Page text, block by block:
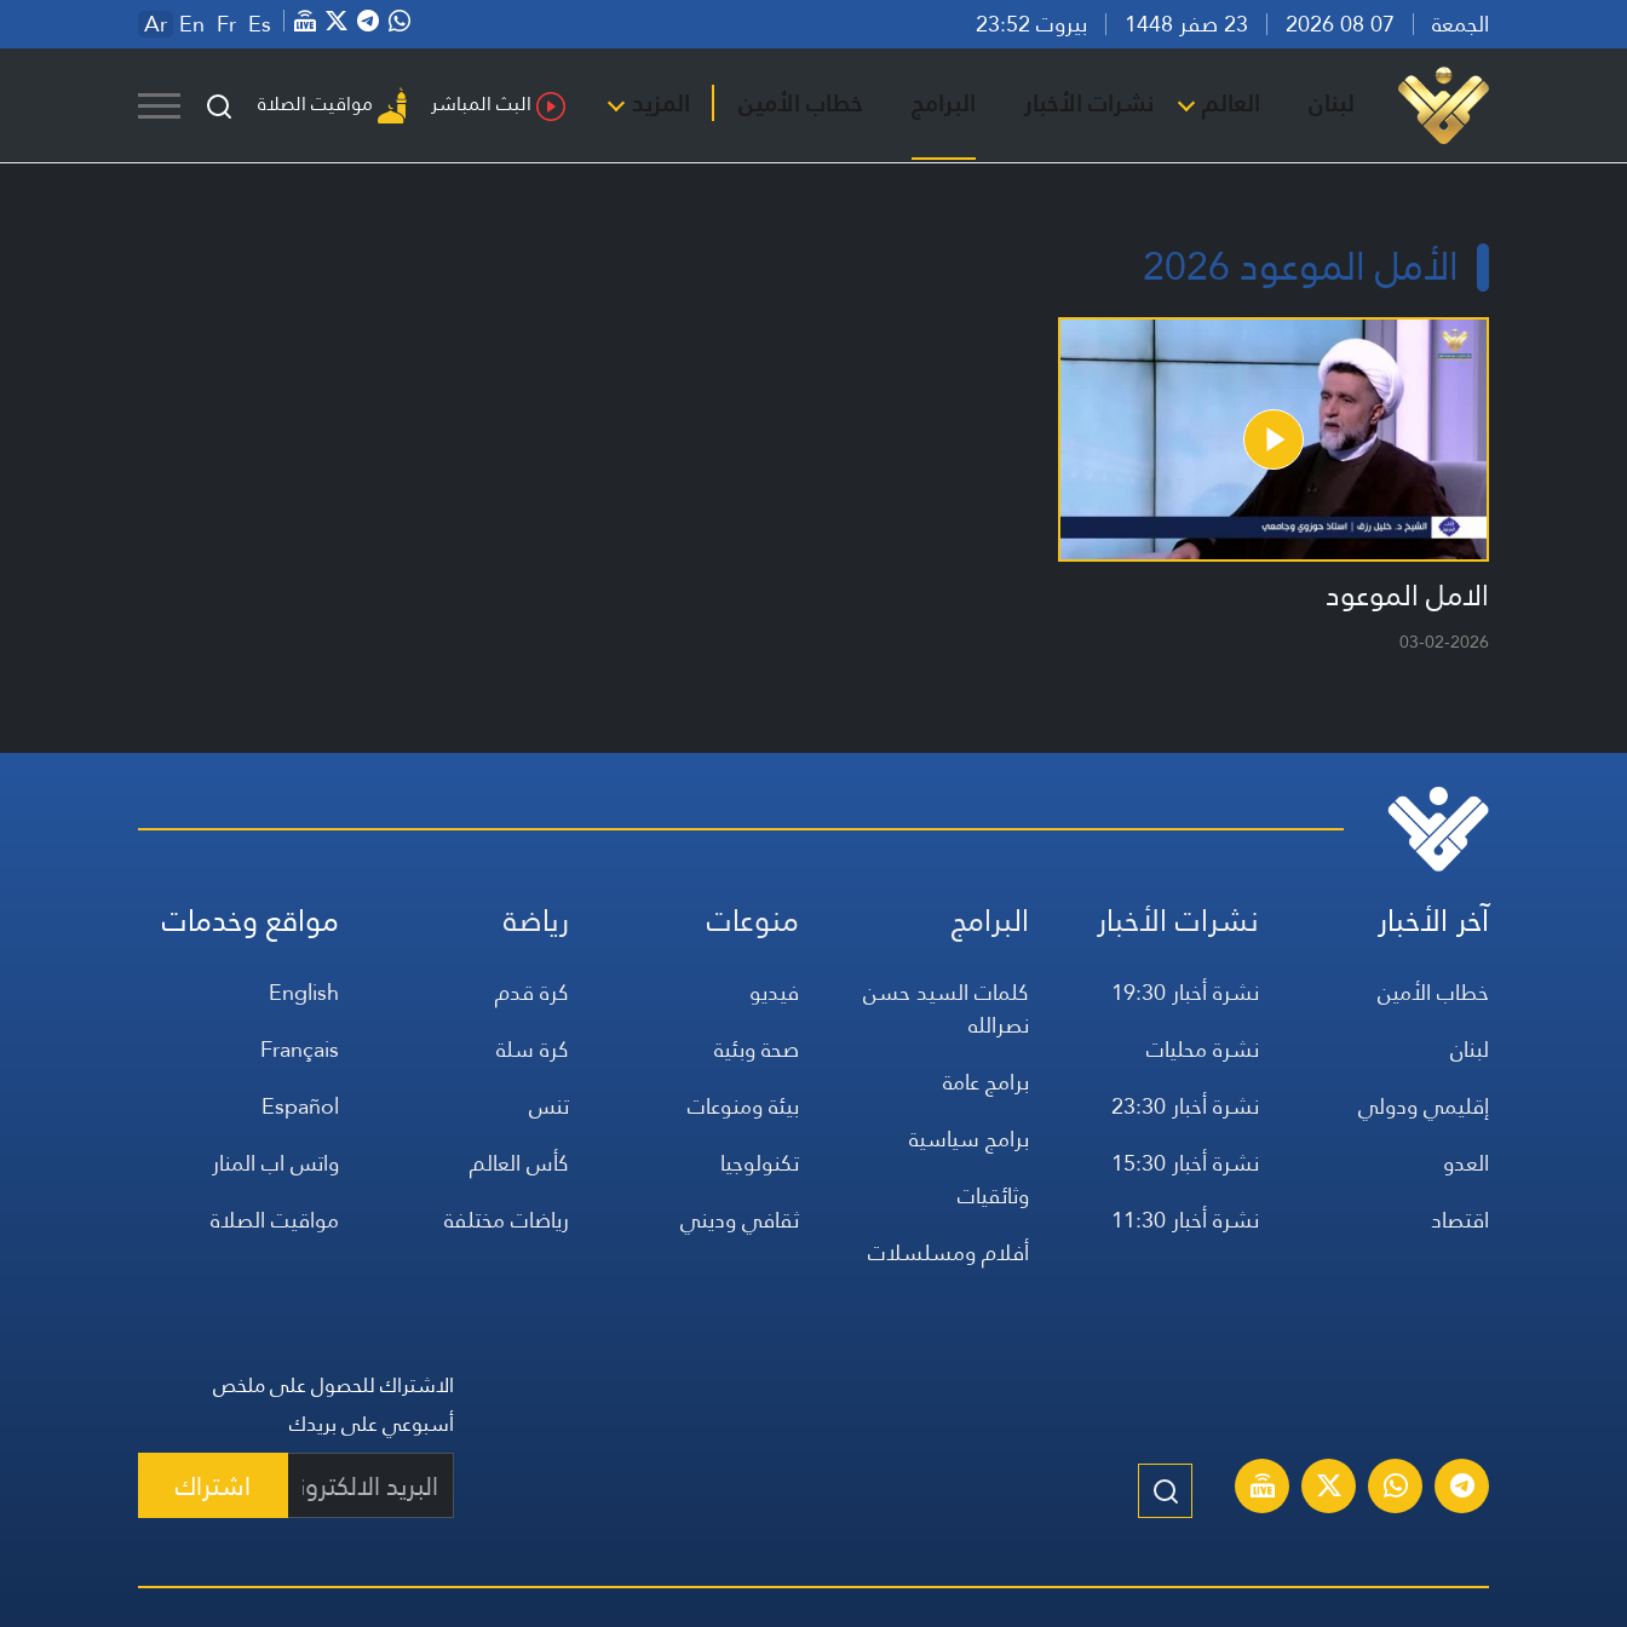
الجمعة بيروت 23:52 Ar En Fr Es
لبنان العالم نشرات الأخبار البرامج خطاب الأمين المزيد البث المباشر مواقيت الصلاة
الأمل الموعود 2026
الامل الموعود
03-02-2026
آخر الأخبار
خطاب الأمين
لبنان
إقليمي ودولي
العدو
اقتصاد
نشرات الأخبار
نشرة أخبار 19:30
نشرة محليات
نشرة أخبار 23:30
نشرة أخبار 15:30
نشرة أخبار 11:30
البرامج
كلمات السيد حسن
نصرالله
برامج عامة
برامج سياسية
وثائقيات
أفلام ومسلسلات
منوعات
فيديو
صحة وبئية
بيئة ومنوعات
تكنولوجيا
ثقافي وديني
رياضة
كرة قدم
كرة سلة
تنس
كأس العالم
رياضات مختلفة
مواقع وخدمات
English
Français
Español
واتس اب المنار
مواقيت الصلاة
الاشتراك للحصول على ملخص
أسبوعي على بريدك
اشتراك